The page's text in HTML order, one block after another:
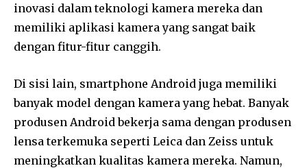
inovasi dalam teknologi kamera mereka dan
memiliki aplikasi kamera yang sangat baik
dengan fitur-fitur canggih.
Di sisi lain, smartphone Android juga memiliki
banyak model dengan kamera yang hebat. Banyak
produsen Android bekerja sama dengan produsen
lensa terkemuka seperti Leica dan Zeiss untuk
meningkatkan kualitas kamera mereka. Namun,